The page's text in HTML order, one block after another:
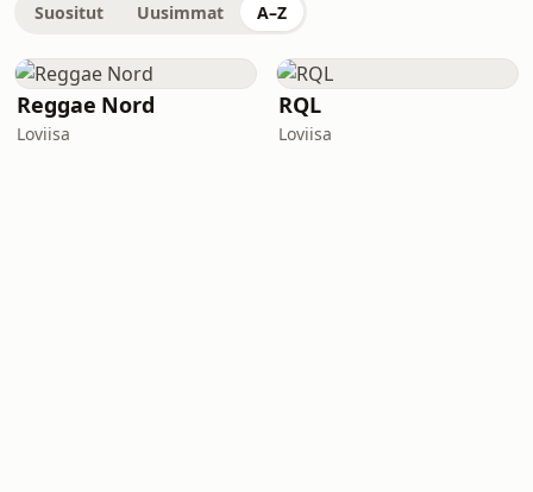
Suositut Uusimmat A–Z
Reggae Nord
Loviisa
RQL
Loviisa